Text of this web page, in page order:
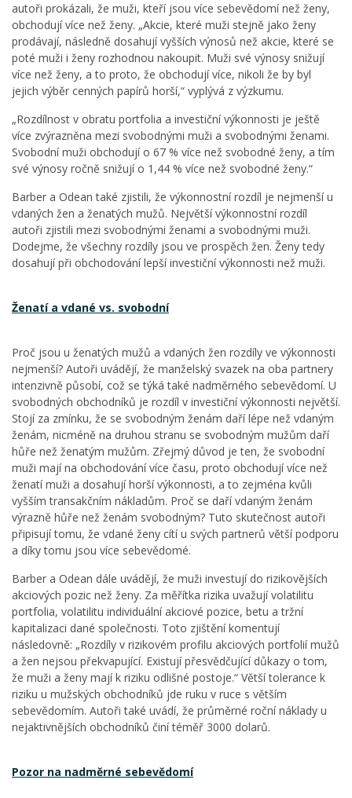
autoři prokázali, že muži, kteří jsou více sebevědomí než ženy,
obchodují více než ženy. „Akcie, které muži stejně jako ženy
prodávají, následně dosahují vyšších výnosů než akcie, které se
poté muži i ženy rozhodnou nakoupit. Muži své výnosy snižují
více než ženy, a to proto, že obchodují více, nikoli že by byl
jejich výběr cenných papírů horší,“ vyplývá z výzkumu.
„Rozdílnost v obratu portfolia a investiční výkonnosti je ještě
více zvýrazněna mezi svobodnými muži a svobodnými ženami.
Svobodní muži obchodují o 67 % více než svobodné ženy, a tím
své výnosy ročně snižují o 1,44 % více než svobodné ženy.“
Barber a Odean také zjistili, že výkonnostní rozdíl je nejmenší u
vdaných žen a ženatých mužů. Největší výkonnostní rozdíl
autoři zjistili mezi svobodnými ženami a svobodnými muži.
Dodejme, že všechny rozdíly jsou ve prospěch žen. Ženy tedy
dosahují při obchodování lepší investiční výkonnosti než muži.
Ženatí a vdané vs. svobodní
Proč jsou u ženatých mužů a vdaných žen rozdíly ve výkonnosti
nejmenší? Autoři uvádějí, že manželský svazek na oba partnery
intenzivně působí, což se týká také nadměrného sebevědomí. U
svobodných obchodníků je rozdíl v investiční výkonnosti největší.
Stojí za zmínku, že se svobodným ženám daří lépe než vdaným
ženám, nicméně na druhou stranu se svobodným mužům daří
hůře než ženatým mužům. Zřejmý důvod je ten, že svobodní
muži mají na obchodování více času, proto obchodují více než
ženatí muži a dosahují horší výkonnosti, a to zejména kvůli
vyšším transakčním nákladům. Proč se daří vdaným ženám
výrazně hůře než ženám svobodným? Tuto skutečnost autoři
připisují tomu, že vdané ženy cítí u svých partnerů větší podporu
a díky tomu jsou více sebevědomé.
Barber a Odean dále uvádějí, že muži investují do rizikovějších
akciových pozic než ženy. Za měřítka rizika uvažují volatilitu
portfolia, volatilitu individuální akciové pozice, betu a tržní
kapitalizaci dané společnosti. Toto zjištění komentují
následovně: „Rozdíly v rizikovém profilu akciových portfolií mužů
a žen nejsou překvapující. Existují přesvědčující důkazy o tom,
že muži a ženy mají k riziku odlišné postoje.“ Větší tolerance k
riziku u mužských obchodníků jde ruku v ruce s větším
sebevědomím. Autoři také uvádí, že průměrné roční náklady u
nejaktivnějších obchodníků činí téměř 3000 dolarů.
Pozor na nadměrné sebevědomí